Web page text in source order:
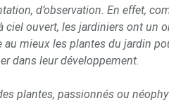
d’observation. En effet,
ciel ouvert, les jardiniers ont un
au mieux les plantes du jardin
dans leur développement.
plantes, passionnés ou